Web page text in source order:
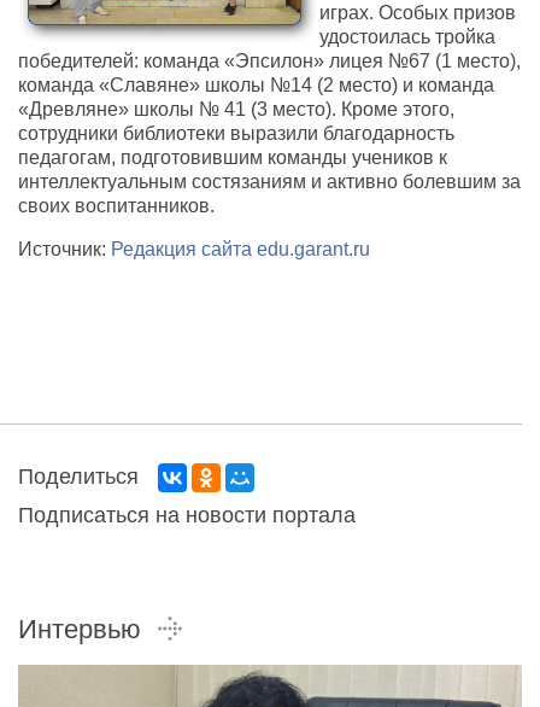
играх. Особых призов
удостоилась тройка
победителей: команда «Эпсилон» лицея №67 (1 место),
команда «Славяне» школы №14 (2 место) и команда
«Древляне» школы № 41 (3 место). Кроме этого,
сотрудники библиотеки выразили благодарность
педагогам, подготовившим команды учеников к
интеллектуальным состязаниям и активно болевшим за
своих воспитанников.
Источник: Редакция сайта edu.garant.ru
Поделиться
Подписаться на новости портала
Интервью